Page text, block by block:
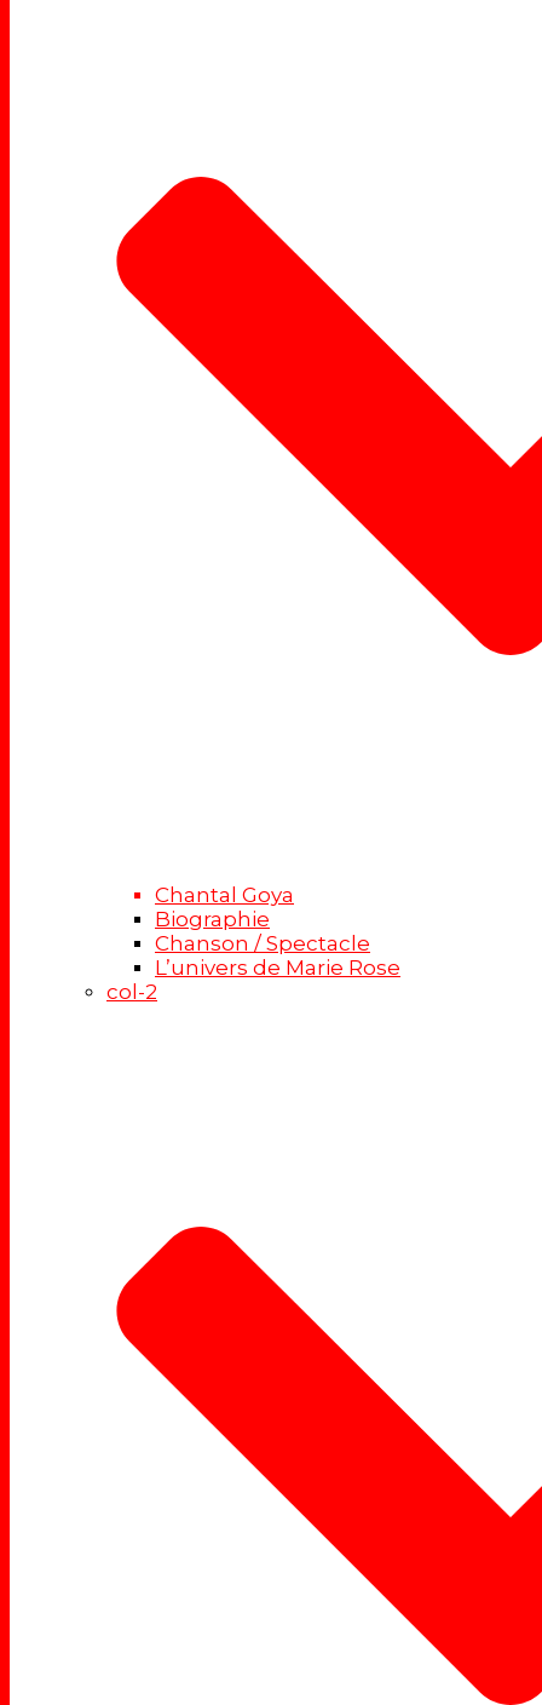
Chantal Goya
Biographie
Chanson / Spectacle
L’univers de Marie Rose
col-2